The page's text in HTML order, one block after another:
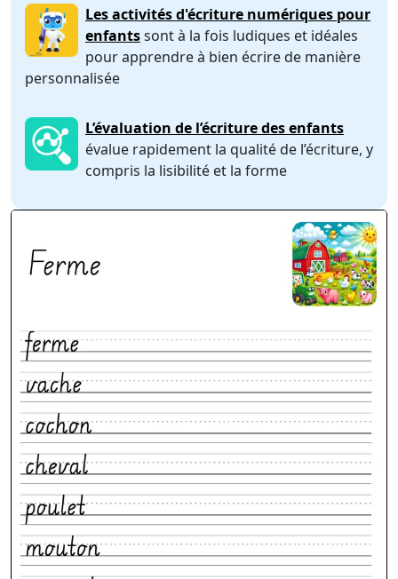
Les activités d'écriture numériques pour
enfantssont à la fois ludiques et idéales
pour apprendre à bien écrire de manière
personnalisée
L’évaluation de l’écriture des enfants
évalue rapidement la qualité de l’écriture, y
compris la lisibilité et la forme